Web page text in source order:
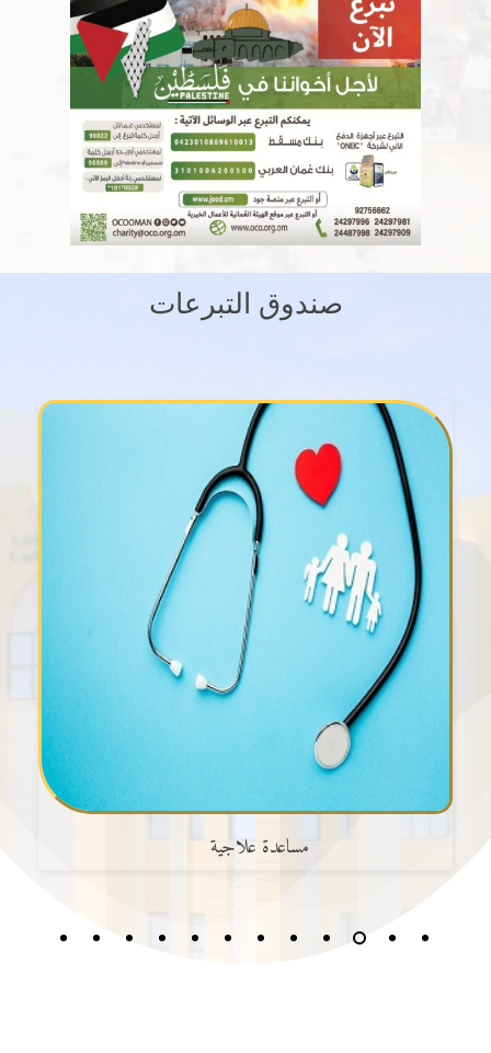
صندوق التبرعات
فلسطين